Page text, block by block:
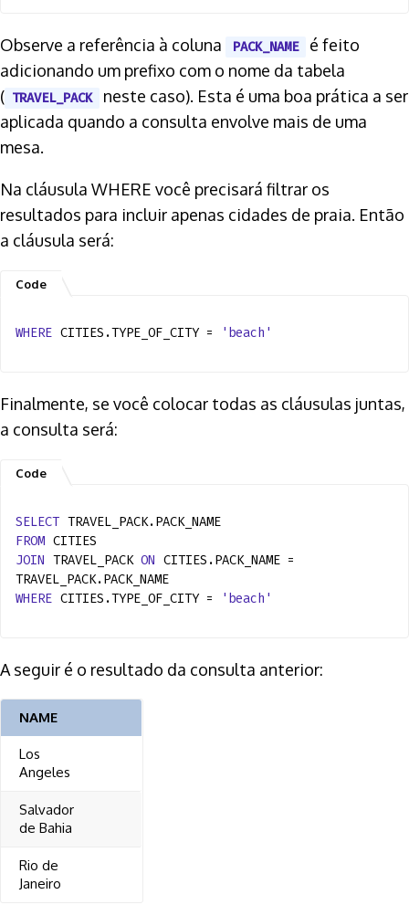
Observe a referência à coluna PACK_NAME
é feito
adicionando um prefixo com o nome da tabela
( TRAVEL_PACK
neste caso). Esta é uma boa prática a ser
aplicada quando a consulta envolve mais de uma
mesa.
Na cláusula WHERE você precisará filtrar os
resultados para incluir apenas cidades de praia. Então
a cláusula será:
WHERE CITIES.TYPE_OF_CITY = 'beach'
Finalmente, se você colocar todas as cláusulas juntas,
a consulta será:
SELECT TRAVEL_PACK.PACK_NAME
FROM CITIES
JOIN TRAVEL_PACK ON CITIES.PACK_NAME =
TRAVEL_PACK.PACK_NAME
WHERE CITIES.TYPE_OF_CITY = 'beach'
A seguir é o resultado da consulta anterior:
NAME
Los
Angeles
Salvador
de Bahia
Rio de
Janeiro